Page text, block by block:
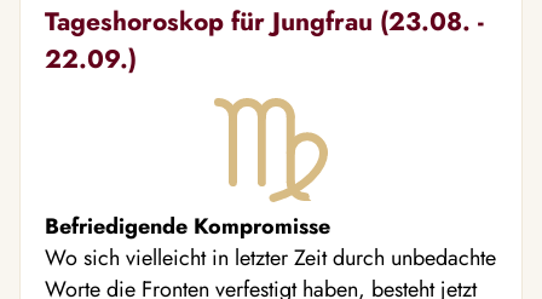
Tageshoroskop für Jungfrau (23.08. -
22.09.)
Befriedigende Kompromisse
Wo sich vielleicht in letzter Zeit durch unbedachte
Worte die Fronten verfestigt haben, besteht jetzt